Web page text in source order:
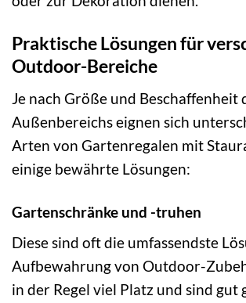
Praktische Lösungen für
Outdoor-Bereiche
Je nach Größe und Beschaffenheit
Außenbereichs eignen sich
Arten von Gartenregalen mit
einige bewährte Lösungen:
Gartenschränke und -truhen
Diese sind oft die umfassendste
Aufbewahrung von Outdoor-
in der Regel viel Platz und sind gut